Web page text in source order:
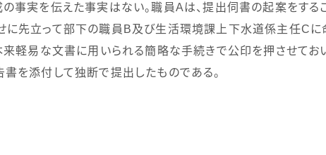
事実を伝えた事実はない。職員Aは、提出伺書の起案をする
に先立って部下の職員 B 及び生活環境課上下水道係主任C に
来軽易な文書に用いられる簡略な手続きで公印を押させてお
書を添付して独断で提出したものである。